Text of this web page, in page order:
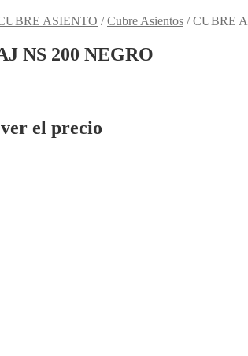
ASIENTO /Cubre Asientos /CUBRE
NS 200 NEGRO
el precio